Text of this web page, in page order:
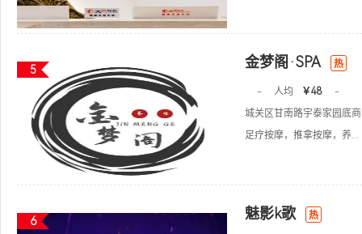
5 金梦阁·SPA 热
- 人均 ￥48
-
城关区甘南路宇泰家园底商
足疗按摩，推拿按摩，养...
6 魅影k歌 热